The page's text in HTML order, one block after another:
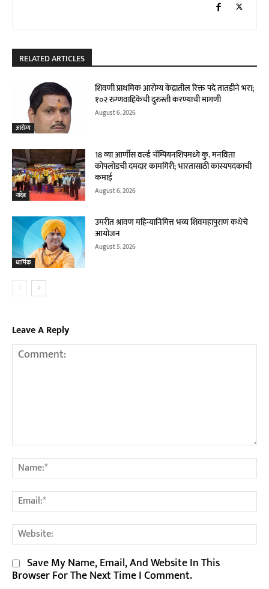
RELATED ARTICLES
आरोग्य
शिवणी प्राथमिक आरोग्य केंद्रातील रिक्त पदे तातडीने भरा;
१०२ रुग्णवाहिकेची दुरुस्ती करण्याची मागणी
August 6, 2026
नांदेड
18 व्या आर्णीस वर्ल्ड चॅम्पियनशिपमध्ये कु. मनविता
कोपलोडची दमदार कामगिरी; भारतासाठी कांस्यपदकाची
कमाई
August 6, 2026
धार्मिक
उमरीत श्रावण महिन्यानिमित्त भव्य शिवमहापुराण कथेचे
आयोजन
August 5, 2026
Leave A Reply
Comment:
Save My Name, Email, And Website In This
Browser For The Next Time I Comment.